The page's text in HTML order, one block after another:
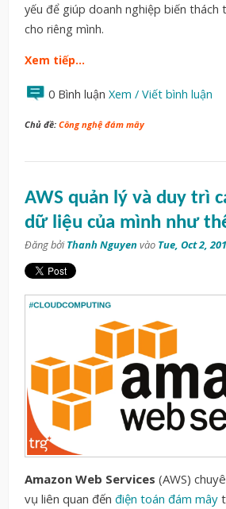
yếu để giúp doanh nghiệp biến thách
cho riêng mình.
Xem tiếp…
0 Bình luận Xem / Viết bình luận
Chủ đề: Công nghệ đám mây
AWS quản lý và duy trì
dữ liệu của mình như
Đăng bởiThanh Nguyen vào Tue, Oct 2,
Amazon Web Services (AWS)
vụ liên quan đến điện toán đám mây